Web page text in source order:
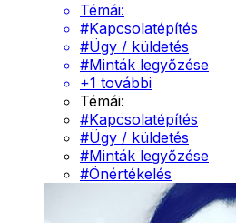
Témái:
#Kapcsolatépítés
#Ügy / küldetés
#Minták legyőzése
+1 további
Témái:
#Kapcsolatépítés
#Ügy / küldetés
#Minták legyőzése
#Önértékelés